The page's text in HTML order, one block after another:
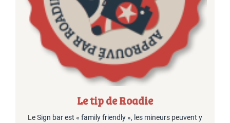
Le tip de Roadie
Le Sign bar est « family friendly », les mineurs peuvent y